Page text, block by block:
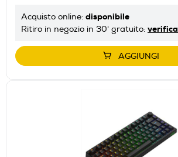
Acquisto online: disponibile
Ritiro in negozio in 30' gratuito: verifica
AGGIUNGI